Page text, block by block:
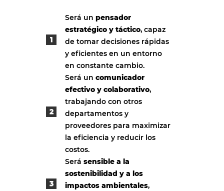
Será un pensador
estratégico y táctico, capaz
de tomar decisiones rápidas
y eficientes en un entorno
en constante cambio.
Será un comunicador
efectivo y colaborativo,
trabajando con otros
departamentos y
proveedores para maximizar
la eficiencia y reducir los
costos.
Será sensible a la
sostenibilidad y a los
impactos ambientales,